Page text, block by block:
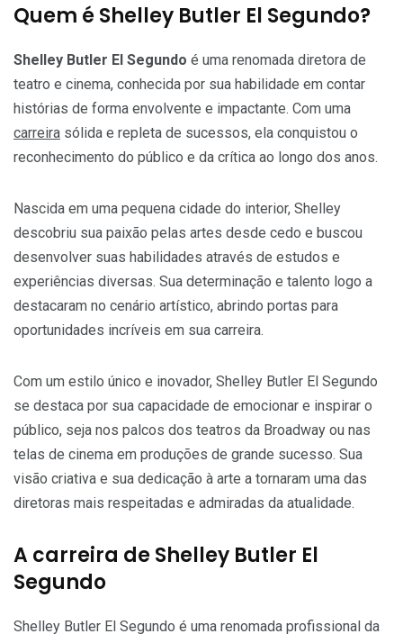
Quem é Shelley Butler El Segundo?
Shelley Butler El Segundo é uma renomada diretora de
teatro e cinema, conhecida por sua habilidade em contar
histórias de forma envolvente e impactante. Com uma
carreira sólida e repleta de sucessos, ela conquistou o
reconhecimento do público e da crítica ao longo dos anos.
Nascida em uma pequena cidade do interior, Shelley
descobriu sua paixão pelas artes desde cedo e buscou
desenvolver suas habilidades através de estudos e
experiências diversas. Sua determinação e talento logo a
destacaram no cenário artístico, abrindo portas para
oportunidades incríveis em sua carreira.
Com um estilo único e inovador, Shelley Butler El Segundo
se destaca por sua capacidade de emocionar e inspirar o
público, seja nos palcos dos teatros da Broadway ou nas
telas de cinema em produções de grande sucesso. Sua
visão criativa e sua dedicação à arte a tornaram uma das
diretoras mais respeitadas e admiradas da atualidade.
A carreira de Shelley Butler El
Segundo
Shelley Butler El Segundo é uma renomada profissional da